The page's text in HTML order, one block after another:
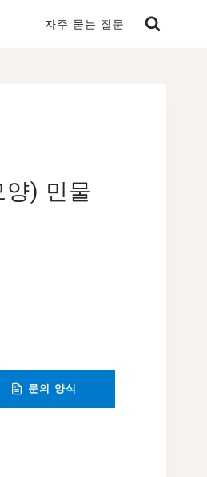
자주 묻는 질문
) 민물
문의 양식